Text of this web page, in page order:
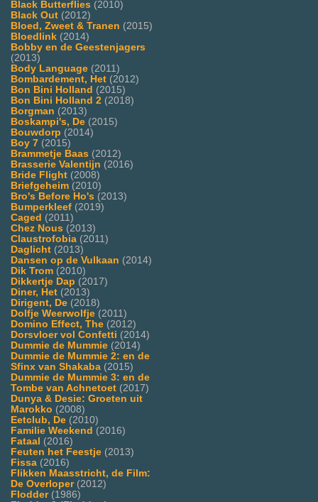
Black Butterflies (2010)
Black Out (2012)
Bloed, Zweet & Tranen (2015)
Bloedlink (2014)
Bobby en de Geestenjagers
(2013)
Body Language (2011)
Bombardement, Het (2012)
Bon Bini Holland (2015)
Bon Bini Holland 2 (2018)
Borgman (2013)
Boskampi's, De (2015)
Bouwdorp (2014)
Boy 7 (2015)
Brammetje Baas (2012)
Brasserie Valentijn (2016)
Bride Flight (2008)
Briefgeheim (2010)
Bro's Before Ho's (2013)
Bumperkleef (2019)
Caged (2011)
Chez Nous (2013)
Claustrofobia (2011)
Daglicht (2013)
Dansen op de Vulkaan (2014)
Dik Trom (2010)
Dikkertje Dap (2017)
Diner, Het (2013)
Dirigent, De (2018)
Dolfje Weerwolfje (2011)
Domino Effect, The (2012)
Dorsvloer vol Confetti (2014)
Dummie de Mummie (2014)
Dummie de Mummie 2: en de
Sfinx van Shakaba (2015)
Dummie de Mummie 3: en de
Tombe van Achnetoet (2017)
Dunya & Desie: Groeten uit
Marokko (2008)
Eetclub, De (2010)
Familie Weekend (2016)
Fataal (2016)
Feuten het Feestje (2013)
Fissa (2016)
Flikken Maasstricht, de Film:
De Overloper(2012)
Flodder(1986)